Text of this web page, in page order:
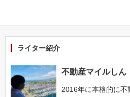
ライター紹介
不動産マイルしん
2016年に本格的に不